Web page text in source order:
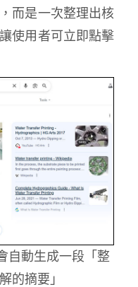
而是一次整理出核
使用者可立即點擊
自動生成一段「整
的摘要」